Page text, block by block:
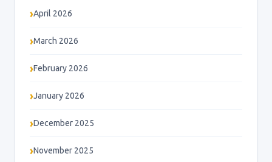
April 2026
March 2026
February 2026
January 2026
December 2025
November 2025